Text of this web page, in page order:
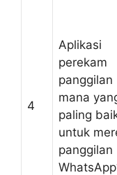
4
Aplikasi
perekam
panggilan
mana
paling
untuk
panggilan